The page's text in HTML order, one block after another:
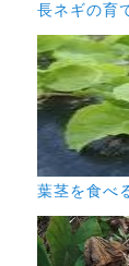
長ネギの育
葉茎を食べ